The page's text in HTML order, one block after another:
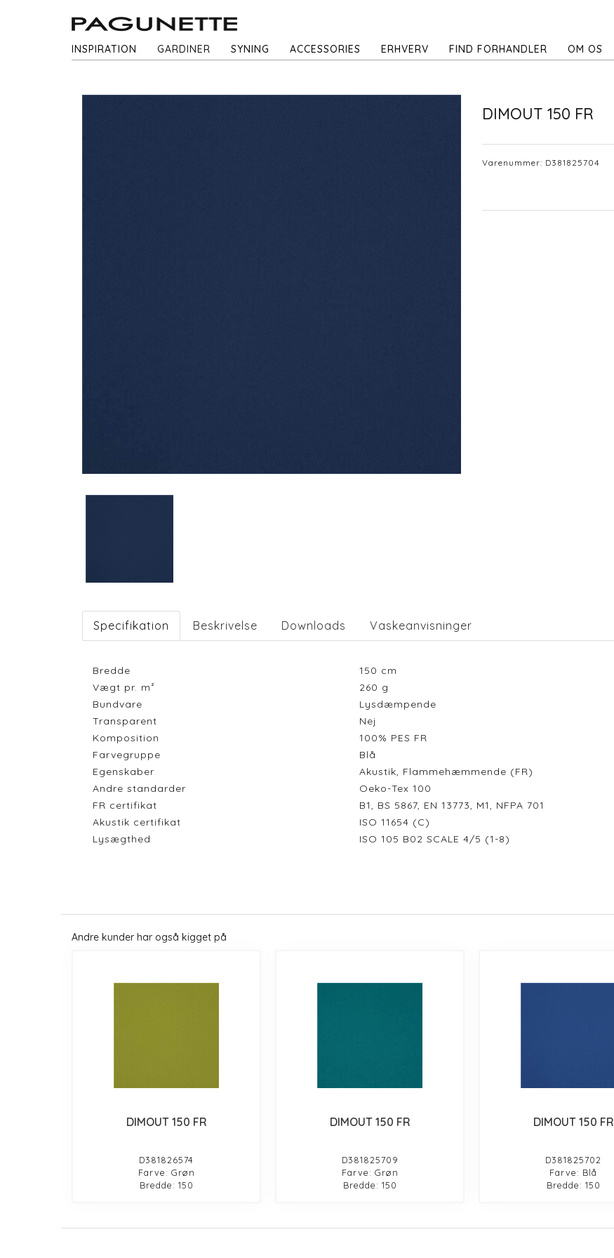
INSPIRATION GARDINER SYNING ACCESSORIES ERHVERV FIND FORHANDLER OM OS
DIMOUT 150 FR
Varenummer: D381825704
Specifikation Beskrivelse Downloads Vaskeanvisninger
Bredde 150 cm
Vægt pr. m²
260 g
Bundvare
Lysdæmpende
Transparent
Nej
Komposition
100% PES FR
Farvegruppe
Blå
Egenskaber
Akustik, Flammehæmmende (FR)
Andre standarder
Oeko-Tex 100
FR certifikat
B1, BS 5867, EN 13773, M1, NFPA 701
Akustik certifikat
ISO 11654 (C)
Lysægthed
ISO 105 B02 SCALE 4/5 (1-8)
Andre kunder har også kigget på
DIMOUT 150 FR
D381826574
Farve: Grøn
Bredde: 150
DIMOUT 150 FR
D381825709
Farve: Grøn
Bredde: 150
DIMOUT 150 FR
D381825702
Farve: Blå
Bredde: 150